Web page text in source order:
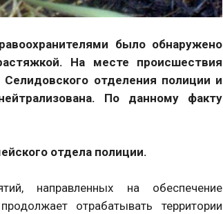
было обнаружено
На месте происшествия
Селидовского отделения полиции и
По данному факту
отдела полиции.
направленных на обеспечение
отрабатывать территории